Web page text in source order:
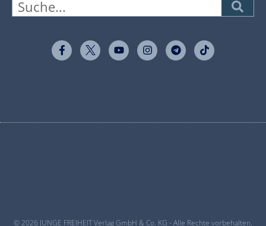
© 2026 JUNGE FREIHEIT Verlag GmbH & Co. KG - Alle Rechte vorbehalten.